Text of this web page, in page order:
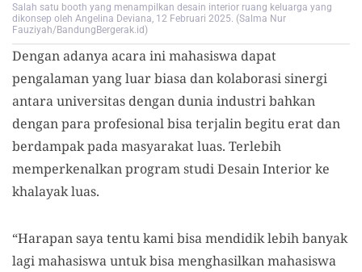
Salah satu booth yang menampilkan desain interior ruang keluarga yang
dikonsep oleh Angelina Deviana, 12 Februari 2025. (Salma Nur
Fauziyah/BandungBergerak.id)
Dengan adanya acara ini mahasiswa dapat
pengalaman yang luar biasa dan kolaborasi sinergi
antara universitas dengan dunia industri bahkan
dengan para profesional bisa terjalin begitu erat dan
berdampak pada masyarakat luas. Terlebih
memperkenalkan program studi Desain Interior ke
khalayak luas.
“Harapan saya tentu kami bisa mendidik lebih banyak
lagi mahasiswa untuk bisa menghasilkan mahasiswa